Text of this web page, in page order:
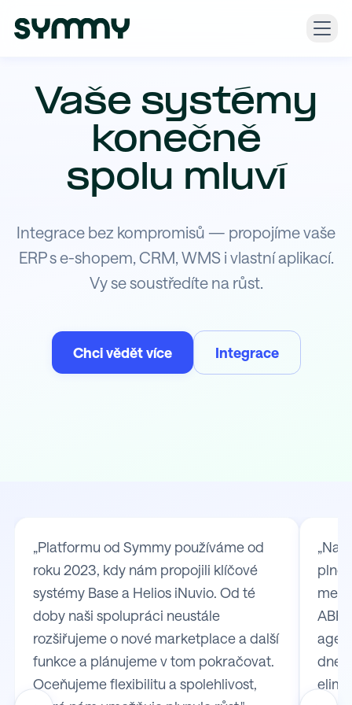
Vaše systémy
konečně
spolu mluví
Integrace bez kompromisů — propojíme vaše
ERP s e-shopem, CRM, WMS i vlastní aplikací.
Vy se soustředíte na růst.
Chci vědět více Integrace
„Platformu od Symmy používáme od
roku 2023, kdy nám propojili klíčové
systémy Base a Helios iNuvio. Od té
doby naši spolupráci neustále
rozšiřujeme o nové marketplace a další
funkce a plánujeme v tom pokračovat.
Oceňujeme flexibilitu a spolehlivost,
„Na
plně
mezi
dnes